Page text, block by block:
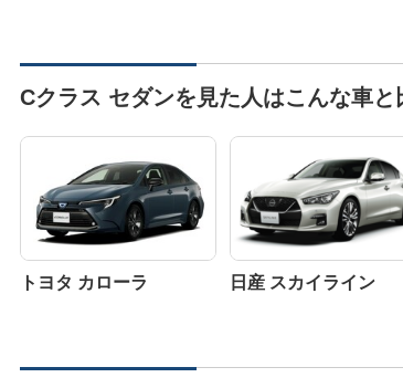
Cクラス セダンを見た人はこんな車と
トヨタ カローラ 日産 スカイライン